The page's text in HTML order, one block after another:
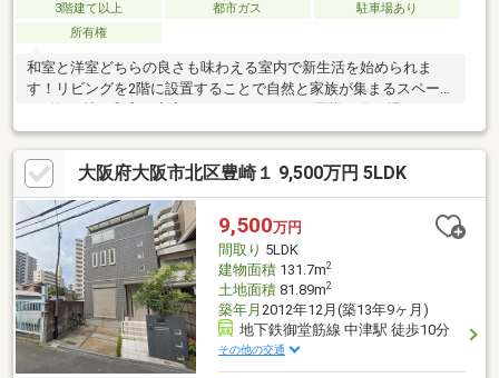
3階建て以上 都市ガス
駐車場あり
所有権
和室と洋室どちらの良さも味わえる室内で新生活を始められま
す！リビングを2階に設置することで自然と家族が集まるスペース
すすめです。各洋室は6帖以上で家族それぞれのプライベートスペ
ースを確保可能！豊崎本庄小学校まで徒歩13分、豊崎中学校まで
徒歩4分。周辺にはスーパーやドラッグストア等有で通勤通学だけ
でなくお買い物も便利な立地です。内見等お気軽にお問い合わせ
ください。
大阪府大阪市北区豊崎１ 9,500万円 5LDK
9,500万円
間取り 5LDK
建物面積131.7m2
土地面積81.89m2
築年月 2012年12月(築13年9ヶ月)
地下鉄御堂筋線 中津駅 徒歩10分
その他の交通